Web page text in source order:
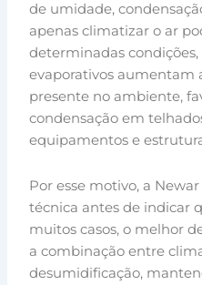
de umidade,
apenas climatizar o ar
determinadas
evaporativos aumentam
presente no ambiente,
condensação em
equipamentos e
Por esse motivo, a
técnica antes de indicar
muitos casos, o melhor
a combinação entre
desumidificação,